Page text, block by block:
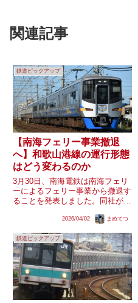
関連記事
鉄道ピックアップ
【南海フェリー事業撤退
へ】和歌山港線の運行形態
はどう変わるのか
3月30日、南海電鉄は南海フェリ
ーによるフェリー事業から撤退す
ることを発表しました。同社が運
ーとの接続輸送としての役割が大
の直通列車が設定されています。
同線には途中駅が存在した時期...
2026/04/02 まめてつ
鉄道ピックアップ